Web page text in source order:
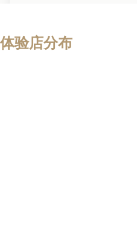
体验店分布